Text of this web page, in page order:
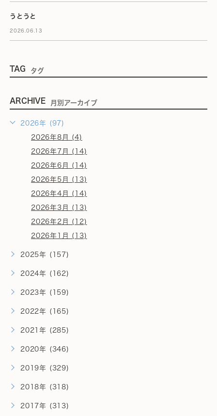
うとうと
2026.06.13
TAG タグ
ARCHIVE 月別アーカイブ
2026年 (97)
2026年8月 (4)
2026年7月 (14)
2026年6月 (14)
2026年5月 (13)
2026年4月 (14)
2026年3月 (13)
2026年2月 (12)
2026年1月 (13)
2025年 (157)
2024年 (162)
2023年 (159)
2022年 (165)
2021年 (285)
2020年 (346)
2019年 (329)
2018年 (318)
2017年 (313)